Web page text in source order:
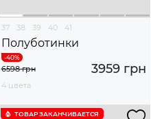
37 38 39 40 41
Полуботинки
3959 грн
6598 грн
4 цвета
ТОВАР ЗАКАНЧИВАЕТСЯ